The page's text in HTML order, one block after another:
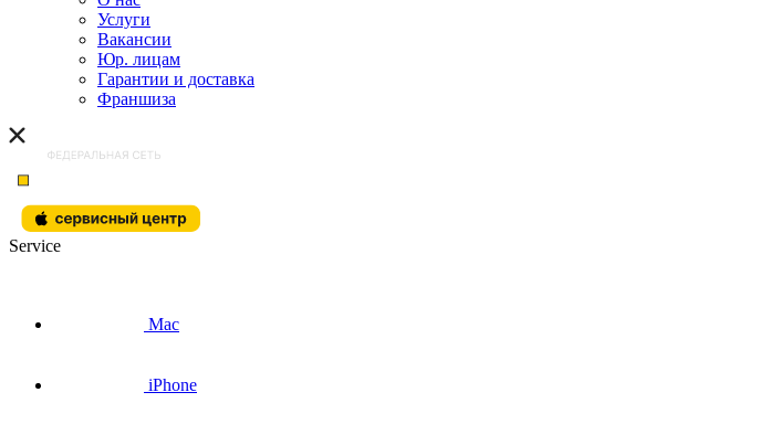
Услуги
Вакансии
Юр. лицам
Гарантии и доставка
Франшиза
Service
Mac
iPhone